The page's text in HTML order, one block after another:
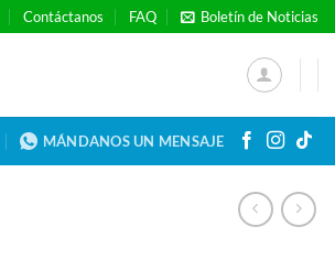
Contáctanos FAQ Boletín de Noticias
MÁNDANOS UN MENSAJE